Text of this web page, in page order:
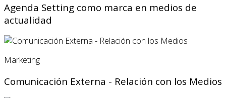
Agenda Setting como marca en medios de
actualidad
Marketing
Comunicación Externa - Relación con los Medios